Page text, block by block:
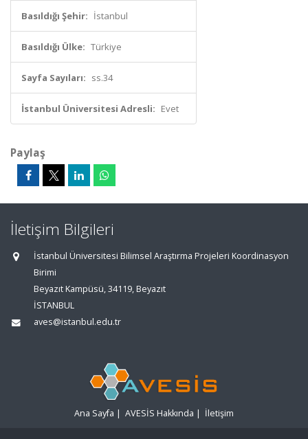
Basıldığı Şehir: İstanbul
Basıldığı Ülke: Türkiye
Sayfa Sayıları: ss.34
İstanbul Üniversitesi Adresli: Evet
Paylaş
İletişim Bilgileri
İstanbul Üniversitesi Bilimsel Araştırma Projeleri Koordinasyon
Birimi
Beyazıt Kampüsü, 34119, Beyazıt
İSTANBUL
aves@istanbul.edu.tr
Ana Sayfa | AVESİS Hakkında | İletişim